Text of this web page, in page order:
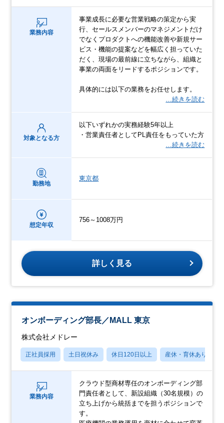
業務内容
事業成長に必要な営業戦略の策定から実
行、セールスメンバーのマネジメントだけ
でなくプロダクトへの機能改善や新規サー
ビス・機能の提案などを幅広く担っていた
だく、現場の最前線に立ちながら、組織と
事業の両面をリードするポジションです。
具体的には以下の業務をお任せします。
…続きを読む
対象となる方
以下いずれかの実務経験5年以上
・営業責任者としてPL責任をもっていた方
…続きを読む
勤務地
東京都
想定年収
756～1008万円
詳しく見る
オンボーディング部長／MALL 東京
株式会社メドレー
正社員採用 土日祝休み 休日120日以上 産休・育休あり
業務内容
クラウド型商材専任のオンボーディング部
門責任者として、新設組織（30名規模）の
立ち上げから統括までを担うポジションで
す。